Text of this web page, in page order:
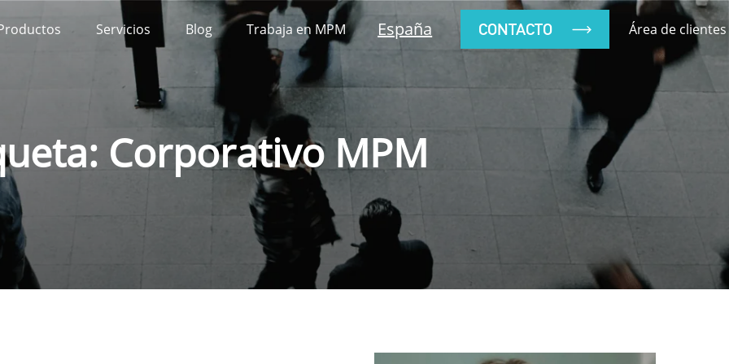
Productos Servicios Blog Trabaja en MPM España CONTACTO Área de clientes
Corporativo MPM